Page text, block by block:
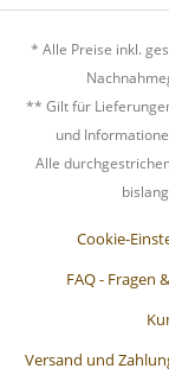
* Alle Preise inkl.
** Gilt für
und
Alle
Cookie-
FAQ - Fragen
Versand und